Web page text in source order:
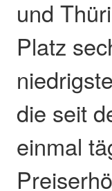
und
Platz
die seit
einmal